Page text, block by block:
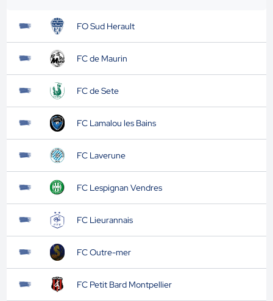
FO Sud Herault
FC de Maurin
FC de Sete
FC Lamalou les Bains
FC Laverune
FC Lespignan Vendres
FC Lieurannais
FC Outre-mer
FC Petit Bard Montpellier